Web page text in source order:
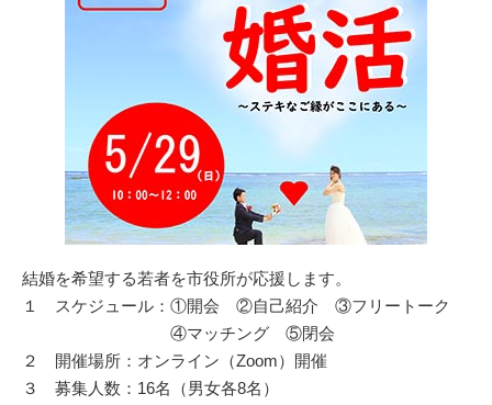
結婚を希望する若者を市役所が応援します。
１ スケジュール：①開会 ②自己紹介 ③フリートーク
④マッチング ⑤閉会
２ 開催場所：オンライン（Zoom）開催
３ 募集人数：16名（男女各8名）